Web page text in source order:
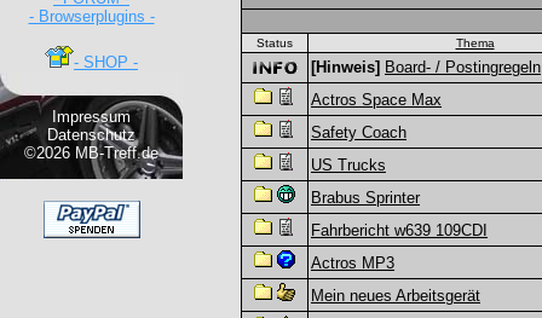
- Browserplugins -
- SHOP -
Impressum
Datenschutz
©2026 MB-Treff.de
Status Thema
[Hinweis] Board- / Postingregeln
Actros Space Max
Safety Coach
US Trucks
Brabus Sprinter
Fahrbericht w639 109CDI
Actros MP3
Mein neues Arbeitsgerät